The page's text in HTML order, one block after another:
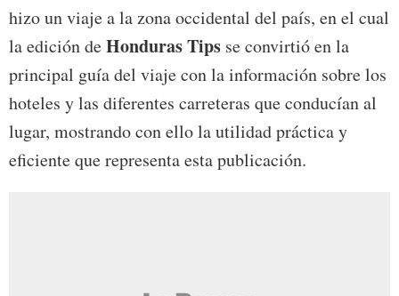
hizo un viaje a la zona occidental del país, en el cual
la edición deHonduras Tips se convirtió en la
principal guía del viaje con la información sobre los
hoteles y las diferentes carreteras que conducían al
lugar, mostrando con ello la utilidad práctica y
eficiente que representa esta publicación.